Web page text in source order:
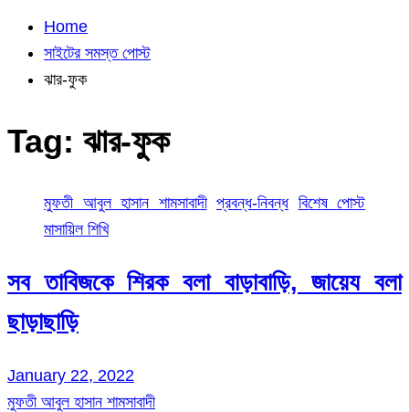
Home
সাইটের সমস্ত পোস্ট
ঝার-ফুক
Tag: ঝার-ফুক
মুফতী আবুল হাসান শামসাবাদী প্রবন্ধ-নিবন্ধ বিশেষ পোস্ট
মাসায়িল শিখি
সব তাবিজকে শিরক বলা বাড়াবাড়ি, জায়েয বলা
ছাড়াছাড়ি
January 22, 2022
মুফতী আবুল হাসান শামসাবাদী